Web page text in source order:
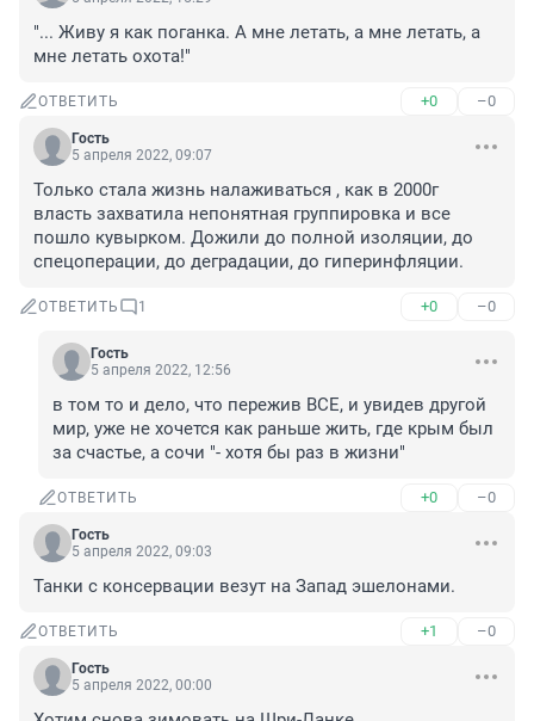
"... Живу я как поганка. А мне летать, а мне летать, а
мне летать охота!"
ОТВЕТИТЬ +0 –0
Гость
5 апреля 2022, 09:07
Только стала жизнь налаживаться , как в 2000г
власть захватила непонятная группировка и все
пошло кувырком. Дожили до полной изоляции, до
спецоперации, до деградации, до гиперинфляции.
ОТВЕТИТЬ 1 +0 –0
Гость
5 апреля 2022, 12:56
в том то и дело, что пережив ВСЕ, и увидев другой
мир, уже не хочется как раньше жить, где крым был
за счастье, а сочи "- хотя бы раз в жизни"
ОТВЕТИТЬ +0 –0
Гость
5 апреля 2022, 09:03
Танки с консервации везут на Запад эшелонами.
ОТВЕТИТЬ +1 –0
Гость
5 апреля 2022, 00:00